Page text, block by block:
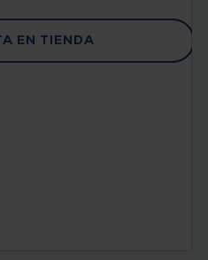
EN TIENDA